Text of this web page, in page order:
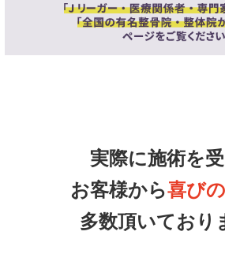
実際に施術を
お客様から喜び
多数頂いており